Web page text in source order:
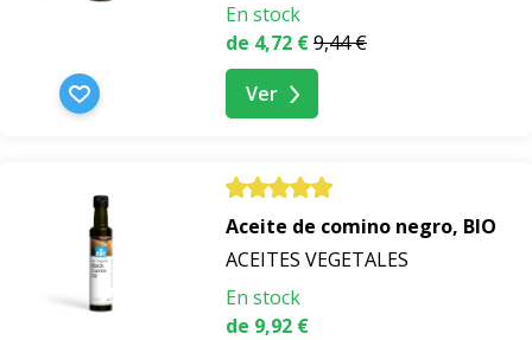
En stock
de 4,72 €9,44 €
Ver
Aceite de comino negro, BIO
ACEITES VEGETALES
En stock
de 9,92 €